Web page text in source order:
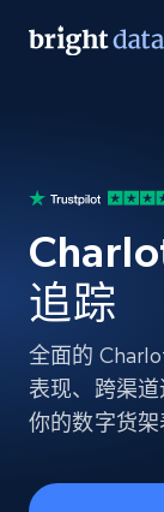
追踪
全面的
表现、跨渠
你的数字货架